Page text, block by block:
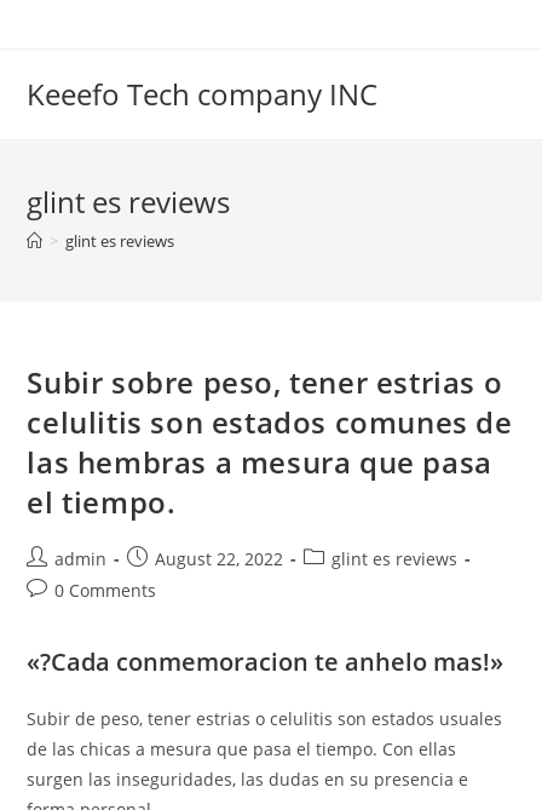
Keeefo Tech company INC
glint es reviews
> glint es reviews
Subir sobre peso, tener estrias o
celulitis son estados comunes de
las hembras a mesura que pasa
el tiempo.
Post
author:
admin
Post
published:
August 22, 2022
Postglint es reviews
Post0 Comments
«?Cada conmemoracion te anhelo mas!»
Subir de peso, tener estrias o celulitis son estados usuales
de las chicas a mesura que pasa el tiempo. Con ellas
surgen las inseguridades, las dudas en su presencia e